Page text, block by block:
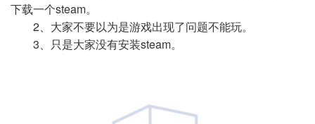
下载一个steam。
2、大家不要以为是游戏出现了问题不能玩。
3、只是大家没有安装steam。